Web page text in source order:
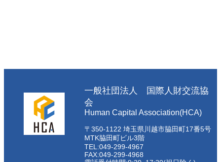
一般社団法人 国際人財交流協
会
Human Capital Association(HCA)
〒350-1122 埼玉県川越市脇田町17番5号
MTK脇田町ビル3階
TEL:049-299-4967
FAX:049-299-4968